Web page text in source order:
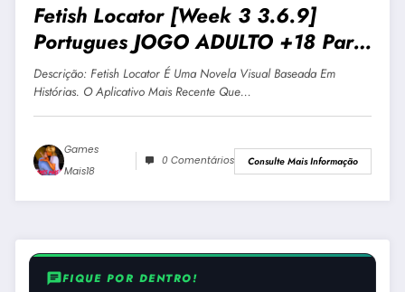
Fetish Locator [Week 3 3.6.9]
Portugues JOGO ADULTO +18 Para
Android E PC
Descrição: Fetish Locator É Uma Novela Visual Baseada Em
Histórias. O Aplicativo Mais Recente Que…
Games
Mais18
0 Comentários Consulte Mais Informação
chatFIQUE POR DENTRO!